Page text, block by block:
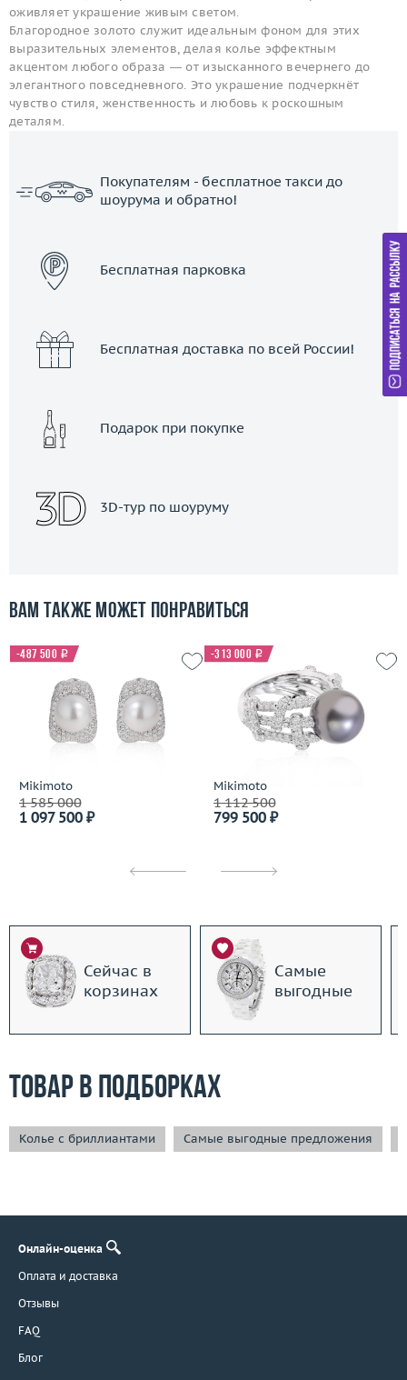
оживляет украшение живым светом.
Благородное золото служит идеальным фоном для этих
выразительных элементов, делая колье эффектным
акцентом любого образа — от изысканного вечернего до
элегантного повседневного. Это украшение подчеркнёт
чувство стиля, женственность и любовь к роскошным
деталям.
Покупателям - бесплатное такси до
шоурума и обратно!
Бесплатная парковка
Бесплатная доставка по всей России!
Подарок при покупке
3D-тур по шоуруму
Вам также может понравиться
Mikimoto
1 585 000
1 097 500 ₽
-487 500 i
Mikimoto
1 112 500
799 500 ₽
-313 000 i
Сейчас в
корзинах
Самые
выгодные
Товар в подборках
Колье с бриллиантами Самые выгодные предложения
Онлайн-оценка
Оплата и доставка
Отзывы
FAQ
Блог